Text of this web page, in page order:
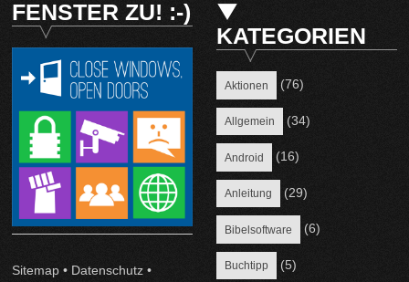
FENSTER ZU! :-)
Sitemap • Datenschutz •
KATEGORIEN
Aktionen (76)
Allgemein (34)
Android (16)
Anleitung (29)
Bibelsoftware (6)
Buchtipp (5)